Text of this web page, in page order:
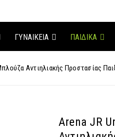
ΓΥΝΑΙΚΕΙΑ ΠΑΙΔΙΚΑ
Αντιηλιακής Προστασίας
Arena JR